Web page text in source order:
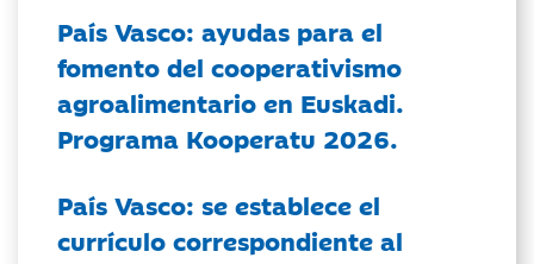
País Vasco: ayudas para el
fomento del cooperativismo
agroalimentario en Euskadi.
Programa Kooperatu 2026.
País Vasco: se establece el
currículo correspondiente al